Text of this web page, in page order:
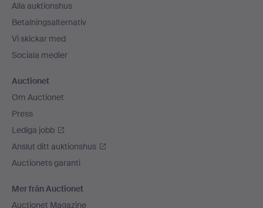
Alla auktionshus
Betalningsalternativ
Vi skickar med
Sociala medier
Auctionet
Om Auctionet
Press
Lediga jobb
Anslut ditt auktionshus
Auctionets garanti
Mer från Auctionet
Auctionet Magazine